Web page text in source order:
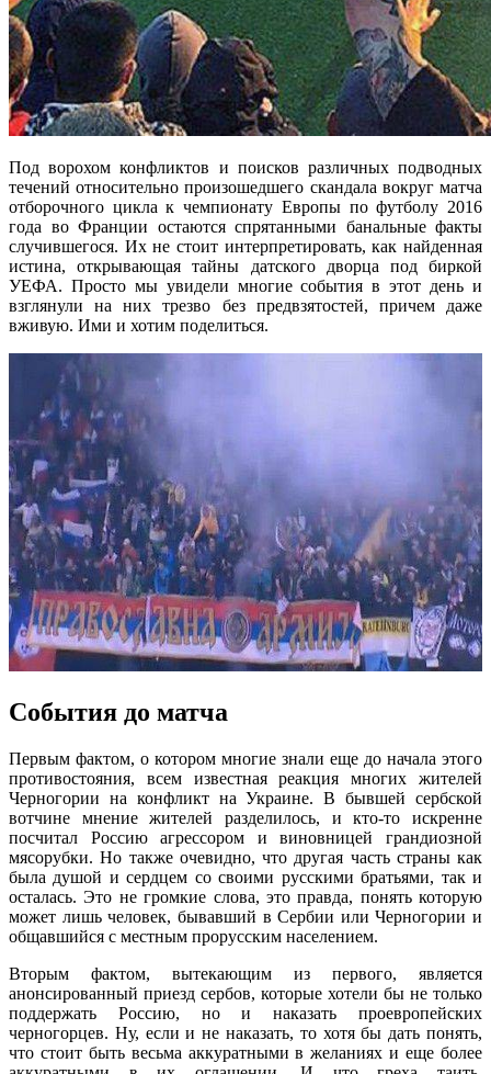
Под ворохом конфликтов и поисков различных подводных
течений относительно произошедшего скандала вокруг матча
отборочного цикла к чемпионату Европы по футболу 2016
года во Франции остаются спрятанными банальные факты
случившегося. Их не стоит интерпретировать, как найденная
истина, открывающая тайны датского дворца под биркой
УЕФА. Просто мы увидели многие события в этот день и
взглянули на них трезво без предвзятостей, причем даже
вживую. Ими и хотим поделиться.
События до матча
Первым фактом, о котором многие знали еще до начала этого
противостояния, всем известная реакция многих жителей
Черногории на конфликт на Украине. В бывшей сербской
вотчине мнение жителей разделилось, и кто-то искренне
посчитал Россию агрессором и виновницей грандиозной
мясорубки. Но также очевидно, что другая часть страны как
была душой и сердцем со своими русскими братьями, так и
осталась. Это не громкие слова, это правда, понять которую
может лишь человек, бывавший в Сербии или Черногории и
общавшийся с местным прорусским населением.
Вторым фактом, вытекающим из первого, является
анонсированный приезд сербов, которые хотели бы не только
поддержать Россию, но и наказать проевропейских
черногорцев. Ну, если и не наказать, то хотя бы дать понять,
что стоит быть весьма аккуратными в желаниях и еще более